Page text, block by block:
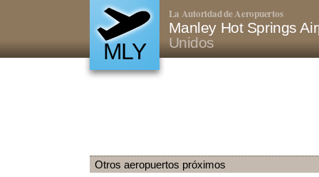
MLY
La Autoridad de Aeropuertos
Manley Hot Springs
Unidos
Otros aeropuertos próximos